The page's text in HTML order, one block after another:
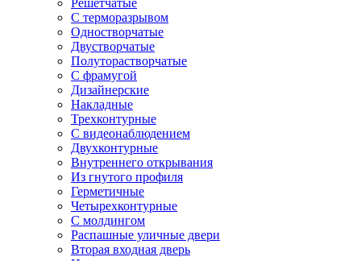
С терморазрывом
Одностворчатые
Двустворчатые
Полуторастворчатые
С фрамугой
Дизайнерские
Накладные
Трехконтурные
С видеонаблюдением
Двухконтурные
Внутреннего открывания
Из гнутого профиля
Герметичные
Четырехконтурные
С молдингом
Распашные уличные двери
Вторая входная дверь